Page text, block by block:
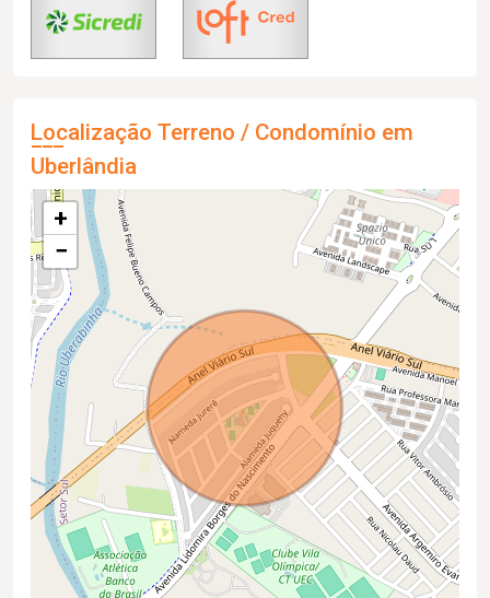
Localização Terreno / Condomínio em
Uberlândia
+
−